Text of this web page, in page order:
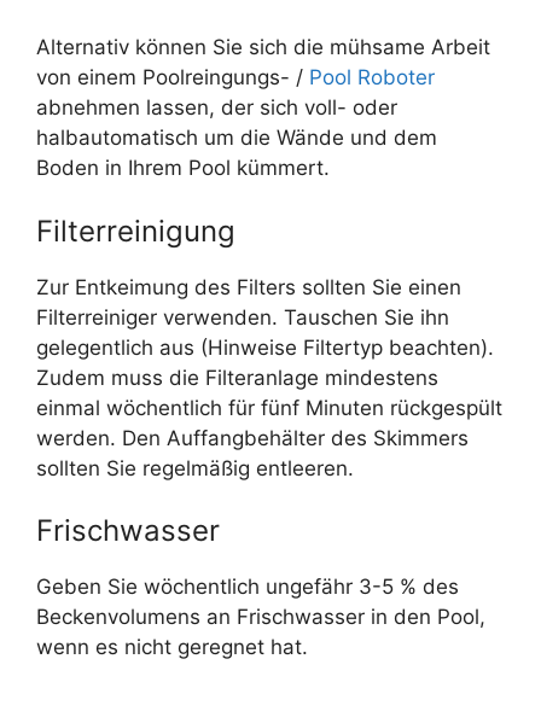
Alternativ können Sie sich die mühsame Arbeit
von einem Poolreingungs- / Pool Roboter
abnehmen lassen, der sich voll- oder
halbautomatisch um die Wände und dem
Boden in Ihrem Pool kümmert.
Filterreinigung
Zur Entkeimung des Filters sollten Sie einen
Filterreiniger verwenden. Tauschen Sie ihn
gelegentlich aus (Hinweise Filtertyp beachten).
Zudem muss die Filteranlage mindestens
einmal wöchentlich für fünf Minuten rückgespült
werden. Den Auffangbehälter des Skimmers
sollten Sie regelmäßig entleeren.
Frischwasser
Geben Sie wöchentlich ungefähr 3-5 % des
Beckenvolumens an Frischwasser in den Pool,
wenn es nicht geregnet hat.